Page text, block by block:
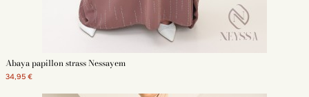
Abaya papillon strass Nessayem
34,95 €